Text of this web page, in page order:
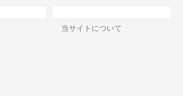
当サイトについて